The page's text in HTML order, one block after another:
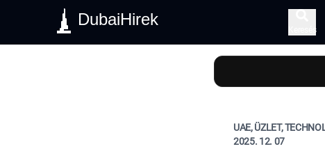
DubaiHirek
Keresés
UAE, ÜZLET,
2025. 12. 07